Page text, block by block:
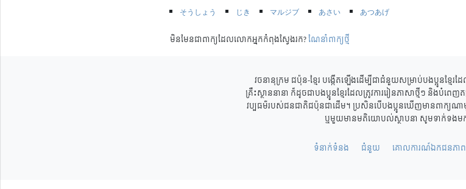
そうしょう
じき マルジブ あさい あつあげ
មិនមែនជាពាក្យដែលលោកអ្នកកំពុងស្វែងរក?ណែនាំពាក្យថ្មី
វចនានុក្រម ជប៉ុន-ខ្មែរ បង្កើតឡើងដើម្បីជាជំនួយសម្រាប់បងប្អូនខ្ម
គ្រឹះស្ថាននានា ក៏ដូចជាបងប្អូនខ្មែរដែលត្រូវការរៀនភាសាថ្មីៗ និងបំពេ
វប្បធម៌របស់ជនជាតិជប៉ុនជាដើម។ ប្រសិនបើបងប្អូនឃើញមានពាក្យណ
ឬមួយមានមតិយោបល់ស្ថាបនា សូមទាក់ទងម
ទំនាក់ទំនង ជំនួយ គោលការណ៍ឯកជនភាព